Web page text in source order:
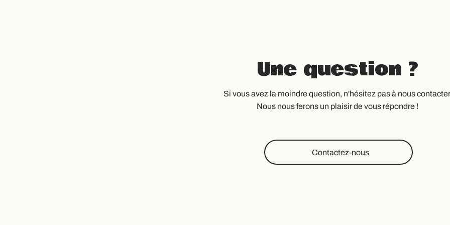
Une question ?
Si vous avez la moindre question, n'hésitez pas à nous
Nous nous ferons un plaisir de vous répondre !
Contactez-nous